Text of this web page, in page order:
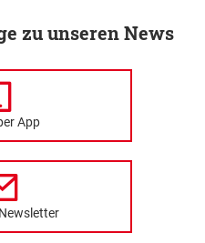
zu unseren News
App